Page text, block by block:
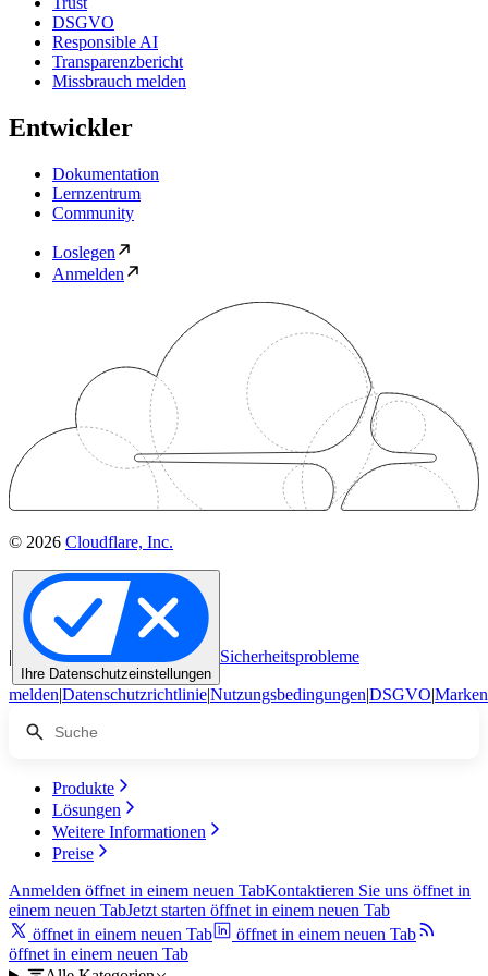
DSGVO
Responsible AI
Transparenzbericht
Missbrauch melden
Entwickler
Dokumentation
Lernzentrum
Community
Loslegen
Anmelden
© 2026 Cloudflare, Inc.
|
Ihre Datenschutzeinstellungen
Sicherheitsprobleme
melden|Datenschutzrichtlinie|Nutzungsbedingungen|DSGVO|Marken
Produkte
Lösungen
Weitere Informationen
Preise
Anmelden öffnet in einem neuen TabKontaktieren Sie uns öffnet in
einem neuen TabJetzt starten öffnet in einem neuen Tab
öffnet in einem neuen Tab
öffnet in einem neuen Tab
öffnet in einem neuen Tab